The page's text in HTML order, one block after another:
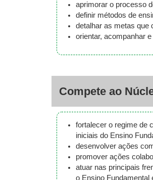
aprimorar o processo
definir métodos de
detalhar as metas que
orientar, acompanhar
Compete ao
fortalecer o regime de
iniciais do Ensino
desenvolver ações
promover ações
atuar nas principais
o Ensino Fundamental